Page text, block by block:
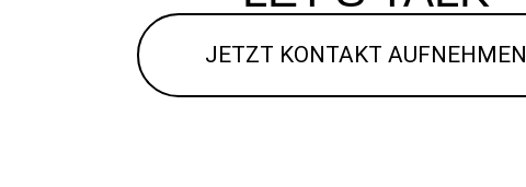
JETZT KONTAKT AUFNEHMEN